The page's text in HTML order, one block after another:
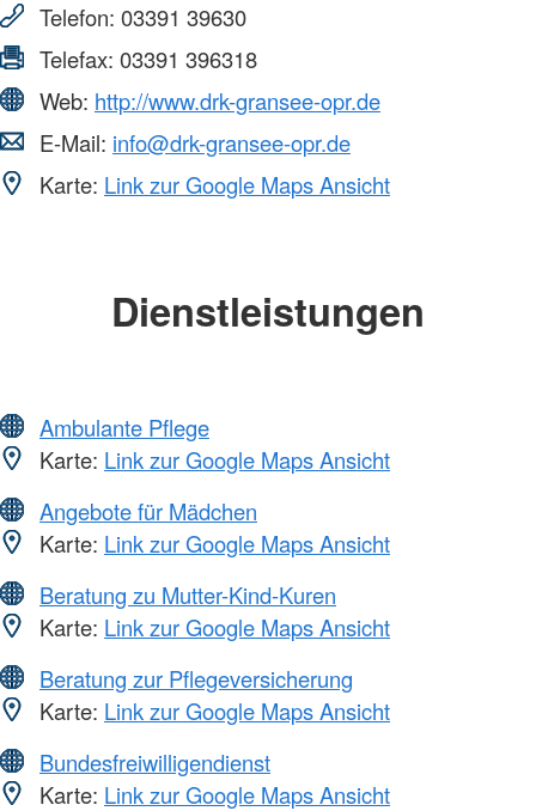
Telefon: 03391 39630
Telefax: 03391 396318
Web: http://www.drk-gransee-opr.de
E-Mail: info@drk-gransee-opr.de
Karte: Link zur Google Maps Ansicht
Dienstleistungen
Ambulante Pflege
Karte: Link zur Google Maps Ansicht
Angebote für Mädchen
Karte: Link zur Google Maps Ansicht
Beratung zu Mutter-Kind-Kuren
Karte: Link zur Google Maps Ansicht
Beratung zur Pflegeversicherung
Karte: Link zur Google Maps Ansicht
Bundesfreiwilligendienst
Karte: Link zur Google Maps Ansicht